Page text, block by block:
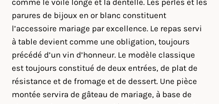
comme le voile longe et la dentelle. Les perles et les
parures de bijoux en or blanc constituent
l’accessoire mariage par excellence. Le repas servi
à table devient comme une obligation, toujours
précédé d’un vin d’honneur. Le modèle classique
est toujours constitué de deux entrées, de plat de
résistance et de fromage et de dessert. Une pièce
montée servira de gâteau de mariage, à base de